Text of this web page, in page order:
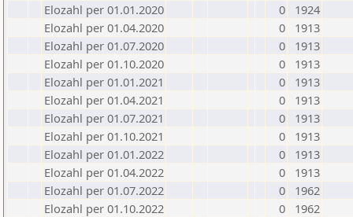
Elozahl per 01.01.2020
0
1924
Elozahl per 01.04.2020
0
1913
Elozahl per 01.07.2020
0
1913
Elozahl per 01.10.2020
0
1913
Elozahl per 01.01.2021
0
1913
Elozahl per 01.04.2021
0
1913
Elozahl per 01.07.2021
0
1913
Elozahl per 01.10.2021
0
1913
Elozahl per 01.01.2022
0
1913
Elozahl per 01.04.2022
0
1913
Elozahl per 01.07.2022
0
1962
Elozahl per 01.10.2022
0
1962